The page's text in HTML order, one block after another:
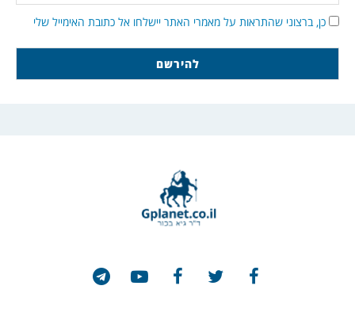
כן, ברצוני שהתראות על מאמרי האתר יישלחו אל כתובת האימייל שלי